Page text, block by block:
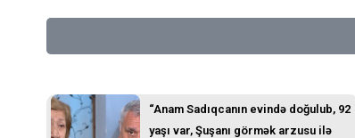
“Anam Sadıqcanın evində doğulub, 92
yaşı var, Şuşanı görmək arzusu ilə